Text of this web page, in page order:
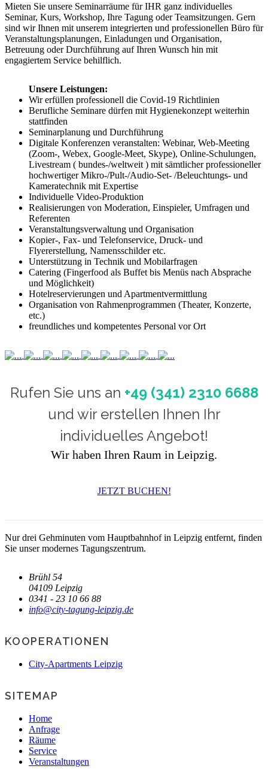
Mieten Sie unsere Seminarräume für IHR ganz individuelles
Seminar, Kurs, Workshop, Ihre Tagung oder Teamsitzungen. Gern
sind wir Ihnen mit unserem integrierten und professionellen Büro für
Veranstaltungsplanungen, Einladungen und Organisation,
Betreuung oder Durchführung auf Ihren Wunsch hin mit
engagiertem Service behilflich.
Unsere Leistungen:
Wir erfüllen professionell die Covid-19 Richtlinien
Berufliche Seminare dürfen mit Hygienekonzept weiterhin
stattfinden
Seminarplanung und Durchführung
Digitale Konferenzen veranstalten: Webinar, Web-Meeting
(Zoom-, Webex, Google-Meet, Skype), Online-Schulungen,
Livestream ( bundes-/weltweit ) mit sämtlicher professioneller
hochwertiger Mikro-/Pult-/Audio-Set- /Beleuchtungs- und
Kameratechnik mit Expertise
Individuelle Video-Produktion
Realisierungen von Moderation, Einspieler, Umfragen und
Referenten
Veranstaltungsverwaltung und Organisation
Kopier-, Fax- und Telefonservice, Druck- und
Flyererstellung, Namensschilder etc.
Unterstützung in Technik und Mobilarfragen
Catering (Fingerfood als Buffet bis Menüs nach Absprache
und Möglichkeit)
Hotelreservierungen und Apartmentvermittlung
Organisation von Rahmenprogrammen (Theater, Konzerte,
etc.)
freundliches und kompetentes Personal vor Ort
Rufen Sie uns an +49 (341) 2310 6688
und wir erstellen Ihnen Ihr
individuelles Angebot!
Wir haben Ihren Raum in Leipzig.
JETZT BUCHEN!
Nur drei Gehminuten vom Hauptbahnhof in Leipzig entfernt, finden
Sie unser modernes Tagungszentrum.
Brühl 54
04109 Leipzig
0341 - 23 10 66 88
info@city-tagung-leipzig.de
KOOPERATIONEN
City-Apartments Leipzig
SITEMAP
Home
Anfrage
Räume
Service
Veranstaltungen